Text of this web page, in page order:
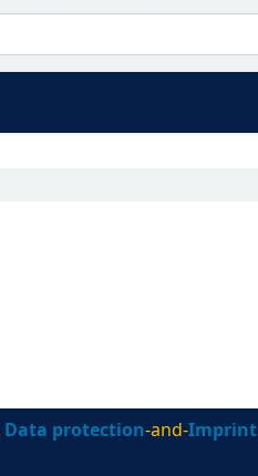
Data protection-and-Imprint